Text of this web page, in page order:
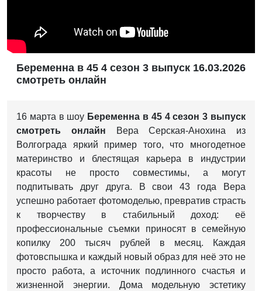
Беременна в 45 4 сезон 3 выпуск 16.03.2026
смотреть онлайн
16 марта в шоу Беременна в 45 4 сезон 3 выпуск
смотреть онлайн
Вера Серская-Анохина из
Волгограда яркий пример того, что многодетное
материнство и блестящая карьера в индустрии
красоты не просто совместимы, а могут
подпитывать друг друга. В свои 43 года Вера
успешно работает фотомоделью, превратив страсть
к творчеству в стабильный доход: её
профессиональные съемки приносят в семейную
копилку 200 тысяч рублей в месяц. Каждая
фотовспышка и каждый новый образ для неё это не
просто работа, а источник подлинного счастья и
жизненной энергии. Дома модельную эстетику